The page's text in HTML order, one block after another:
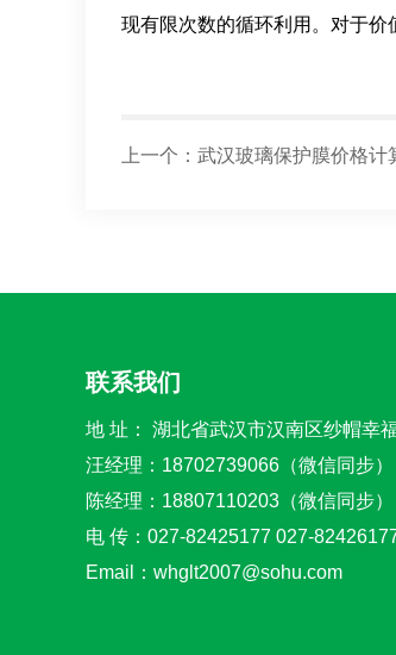
现有限次数的循环利用。对于价
上一个： 武汉玻璃保护膜价格计
联系我们
地 址： 湖北省武汉市汉南区纱帽幸
汪经理：18702739066（微信同步）
陈经理：18807110203（微信同步）
电 传：027-82425177 027-
Email： whglt2007@sohu.com